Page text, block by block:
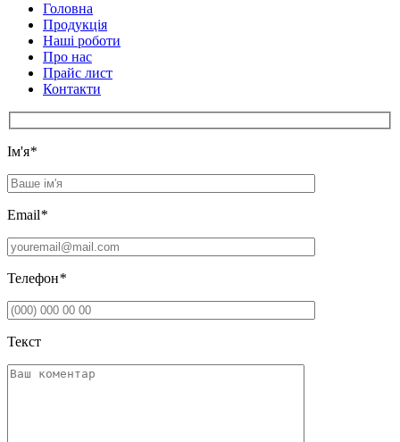
Головна
Продукцiя
Нашi роботи
Про нас
Прайс лист
Контакти
Iм'я*
Email*
Телефон*
Текст